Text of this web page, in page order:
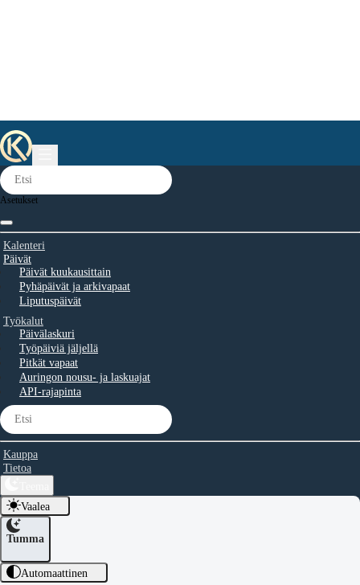
Asetukset
Kalenteri
Päivät
Päivät kuukausittain
Pyhäpäivät ja arkivapaat
Liputuspäivät
Työkalut
Päivälaskuri
Työpäiviä jäljellä
Pitkät vapaat
Auringon nousu- ja laskuajat
API-rajapinta
Kauppa
Tietoa
Vaalea
Tumma
Automaattinen